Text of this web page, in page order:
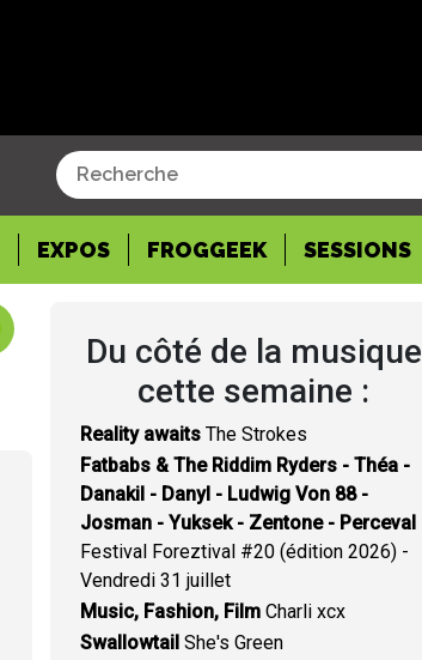
EXPOS FROGGEEK SESSIONS
Du côté de la musique
cette semaine :
Reality awaits The Strokes
Fatbabs & The Riddim Ryders - Théa -
Danakil - Danyl - Ludwig Von 88 -
Josman - Yuksek - Zentone - Perceval
Festival Foreztival #20 (édition 2026) -
Vendredi 31 juillet
Music, Fashion, Film Charli xcx
Swallowtail She's Green